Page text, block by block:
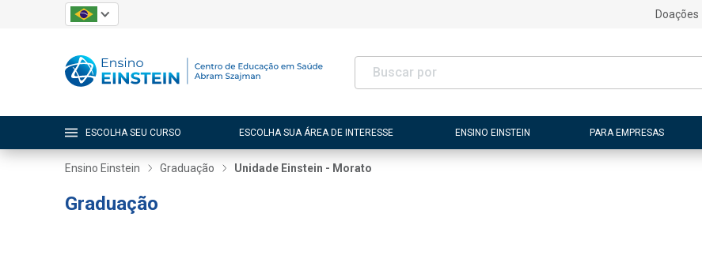
Doações
ESCOLHA SEU CURSO ESCOLHA SUA ÁREA DE INTERESSE ENSINO EINSTEIN PARA EMPRESAS
Ensino Einstein Graduação Unidade Einstein - Morato
Graduação